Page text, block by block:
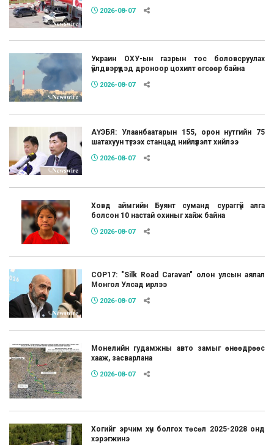
2026-08-07
Украин ОХУ-ын газрын тос боловсруулах
үйлдвэрүүдэд дроноор цохилт өгсөөр байна
2026-08-07
АҮЭБЯ: Улаанбаатарын 155, орон нутгийн 75
шатахуун түгээх станцад нийлүүлэлт хийлээ
2026-08-07
Ховд аймгийн Буянт суманд сураггүй алга
болсон 10 настай охиныг хайж байна
2026-08-07
COP17: "Silk Road Caravan" олон улсын аялал
Монгол Улсад ирлээ
2026-08-07
Монелийн гудамжны авто замыг өнөөдрөөс
хааж, засварлана
2026-08-07
Хогийг эрчим хүч болгох төсөл 2025-2028 онд
хэрэгжинэ